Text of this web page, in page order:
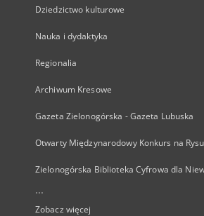
Dziedzictwo kulturowe
Nauka i dydaktyka
Regionalia
Archiwum Kresowe
Gazeta Zielonogórska - Gazeta Lubuska
Otwarty Międzynarodowy Konkurs na
Zielonogórska Biblioteka Cyfrowa dla
...
Zobacz więcej